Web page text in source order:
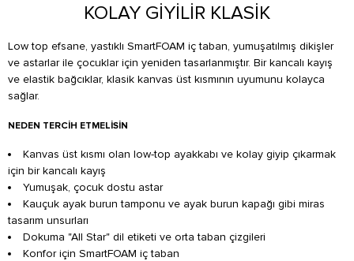
KOLAY GİYİLİR KLASİK
Low top efsane, yastıklı SmartFOAM iç taban, yumuşatılmış dikişler
ve astarlar ile çocuklar için yeniden tasarlanmıştır. Bir kancalı kayış
ve elastik bağcıklar, klasik kanvas üst kısmının uyumunu kolayca
sağlar.
NEDEN TERCIH ETMELISIN
Kanvas üst kısmı olan low-top ayakkabı ve kolay giyip çıkarmak
için bir kancalı kayış
Yumuşak, çocuk dostu astar
Kauçuk ayak burun tamponu ve ayak burun kapağı gibi miras
tasarım unsurları
Dokuma "All Star" dil etiketi ve orta taban çizgileri
Konfor için SmartFOAM iç taban